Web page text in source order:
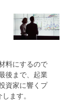
料にするので
後まで、起業
資家に響くプ
ます。